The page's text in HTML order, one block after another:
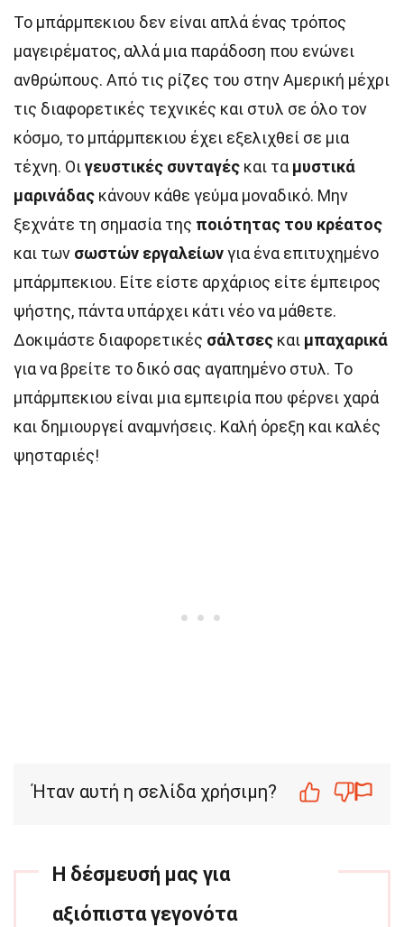
Το μπάρμπεκιου δεν είναι απλά ένας τρόπος
μαγειρέματος, αλλά μια παράδοση που ενώνει
ανθρώπους. Από τις ρίζες του στην Αμερική μέχρι
τις διαφορετικές τεχνικές και στυλ σε όλο τον
κόσμο, το μπάρμπεκιου έχει εξελιχθεί σε μια
τέχνη. Οιγευστικές συνταγές και τα μυστικά
μαρινάδας κάνουν κάθε γεύμα μοναδικό. Μην
ξεχνάτε τη σημασία της ποιότητας του κρέατος
και των σωστών εργαλείωνγια ένα επιτυχημένο
μπάρμπεκιου. Είτε είστε αρχάριος είτε έμπειρος
ψήστης, πάντα υπάρχει κάτι νέο να μάθετε.
Δοκιμάστε διαφορετικές σάλτσες και μπαχαρικά
για να βρείτε το δικό σας αγαπημένο στυλ. Το
μπάρμπεκιου είναι μια εμπειρία που φέρνει χαρά
και δημιουργεί αναμνήσεις. Καλή όρεξη και καλές
ψησταριές!
Ήταν αυτή η σελίδα χρήσιμη?
Η δέσμευσή μας για
αξιόπιστα γεγονότα